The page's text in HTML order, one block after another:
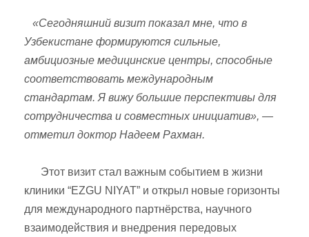
«Сегодняшний визит показал мне, что в
Узбекистане формируются сильные,
амбициозные медицинские центры, способные
соответствовать международным
стандартам. Я вижу большие перспективы для
сотрудничества и совместных инициатив», —
отметил доктор Надеем Рахман.
Этот визит стал важным событием в жизни
клиники “EZGU NIYAT” и открыл новые горизонты
для международного партнёрства, научного
взаимодействия и внедрения передовых